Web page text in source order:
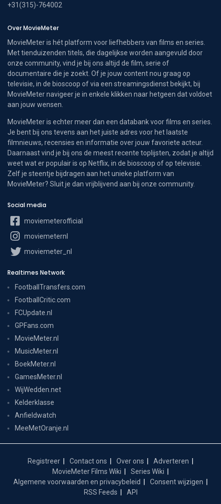
+31(315)-764002
Over MovieMeter
MovieMeter is hét platform voor liefhebbers van films en series.
Met tienduizenden titels, die dagelijkse worden aangevuld door
onze community, vind je bij ons altijd de film, serie of
documentaire die je zoekt. Of je jouw content nou graag op
televisie, in de bioscoop of via een streamingsdienst bekijkt, bij
MovieMeter navigeer je in enkele klikken naar hetgeen dat voldoet
aan jouw wensen.
MovieMeter is echter meer dan een databank voor films en series.
Je bent bij ons tevens aan het juiste adres voor het laatste
filmnieuws, recensies en informatie over jouw favoriete acteur.
Daarnaast vind je bij ons de meest recente toplijsten, zodat je altijd
weet wat er populair is op Netflix, in de bioscoop of op televisie.
Zelf je steentje bijdragen aan het unieke platform van
MovieMeter? Sluit je dan vrijblijvend aan bij onze community.
Social media
moviemeterofficial
moviemeternl
moviemeter_nl
Realtimes Network
FootballTransfers.com
FootballCritic.com
FCUpdate.nl
GPFans.com
MovieMeter.nl
MusicMeter.nl
BoekMeter.nl
GamesMeter.nl
WijWedden.net
Kelderklasse
Anfieldwatch
MeeMetOranje.nl
Registreer Contact ons Over ons
Adverteren
MovieMeter Films Wiki
Series Wiki
Algemene voorwaarden en privacybeleid
Consent wijzigen
RSS Feeds
API